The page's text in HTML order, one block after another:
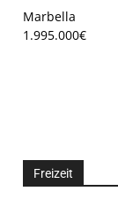
Marbella
1.995.000€
Freizeit